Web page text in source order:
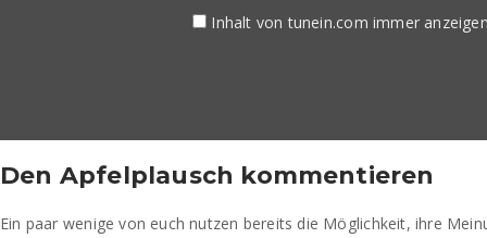
Inhalt von tunein.com immer
Den Apfelplausch kommentieren
Ein paar wenige von euch nutzen bereits die Möglichkeit, ihre